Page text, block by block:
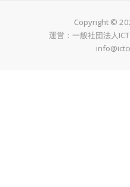
Copyright ©
運営：一般社団法人